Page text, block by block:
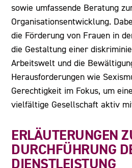
sowie umfassende Beratung
Organisationsentwicklung.
die Förderung von Frauen in
die Gestaltung einer
Arbeitswelt und die
Herausforderungen wie
Gerechtigkeit im Fokus, um
vielfältige Gesellschaft aktiv
ERLÄUTERUNGEN
DURCHFÜHRUNG
DIENSTLEISTUNG